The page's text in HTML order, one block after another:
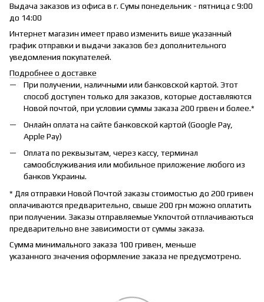
Выдача заказов из офиса в г. Сумы понедельник - пятница с 9:00
до 14:00
Интернет магазин имеет право изменить више указанный
график отправки и выдачи заказов без дополнительного
уведомления покупателей.
Подробнее о доставке
При получении, наличными или банковской картой. Этот
способ доступен только для заказов, которые доставляются
Новой почтой, при условии суммы заказа 200 грвен и более.*
Онлайн оплата на сайте банковской картой (Google Pay,
Apple Pay)
Оплата по реквызытам, через кассу, терминал
самообслуживания или мобильное приложение любого из
банков Украины.
* Для отправки Новой Почтой заказы стоимостью до 200 гривен
оплачиваются предварительно, свыше 200 грн можно оплатить
при получении. Заказы отправляемые Укпочтой отплачиваються
предварительно вне зависимости от суммы заказа.
Сумма минимального заказа 100 гривен, меньше
указанного значения оформление заказа не предусмотрено.